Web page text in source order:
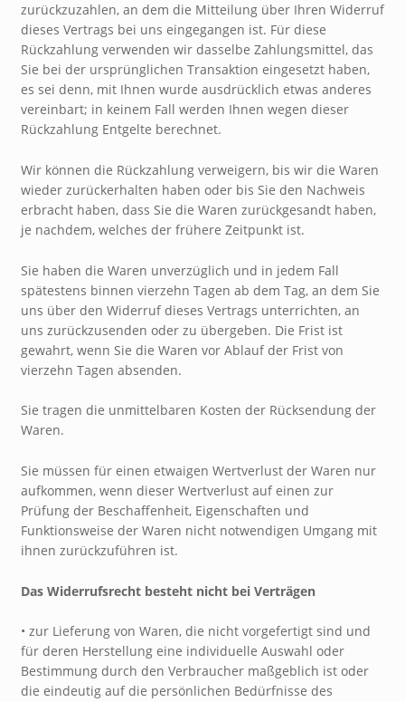
zurückzuzahlen, an dem die Mitteilung über Ihren Widerruf
dieses Vertrags bei uns eingegangen ist. Für diese
Rückzahlung verwenden wir dasselbe Zahlungsmittel, das
Sie bei der ursprünglichen Transaktion eingesetzt haben,
es sei denn, mit Ihnen wurde ausdrücklich etwas anderes
vereinbart; in keinem Fall werden Ihnen wegen dieser
Rückzahlung Entgelte berechnet.
Wir können die Rückzahlung verweigern, bis wir die Waren
wieder zurückerhalten haben oder bis Sie den Nachweis
erbracht haben, dass Sie die Waren zurückgesandt haben,
je nachdem, welches der frühere Zeitpunkt ist.
Sie haben die Waren unverzüglich und in jedem Fall
spätestens binnen vierzehn Tagen ab dem Tag, an dem Sie
uns über den Widerruf dieses Vertrags unterrichten, an
uns zurückzusenden oder zu übergeben. Die Frist ist
gewahrt, wenn Sie die Waren vor Ablauf der Frist von
vierzehn Tagen absenden.
Sie tragen die unmittelbaren Kosten der Rücksendung der
Waren.
Sie müssen für einen etwaigen Wertverlust der Waren nur
aufkommen, wenn dieser Wertverlust auf einen zur
Prüfung der Beschaffenheit, Eigenschaften und
Funktionsweise der Waren nicht notwendigen Umgang mit
ihnen zurückzuführen ist.
Das Widerrufsrecht besteht nicht bei Verträgen
• zur Lieferung von Waren, die nicht vorgefertigt sind und
für deren Herstellung eine individuelle Auswahl oder
Bestimmung durch den Verbraucher maßgeblich ist oder
die eindeutig auf die persönlichen Bedürfnisse des